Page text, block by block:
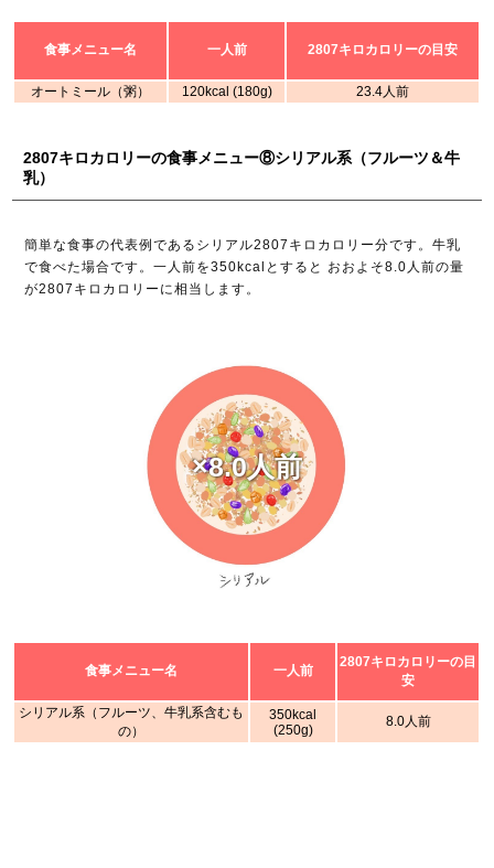
食事メニュー名 一人前 2807キロカロリーの目安
オートミール（粥） 120kcal (180g) 23.4人前
2807キロカロリーの食事メニュー⑧シリアル系（フルーツ＆牛
乳）
簡単な食事の代表例であるシリアル2807キロカロリー分です。牛乳
で食べた場合です。一人前を350kcalとすると おおよそ8.0人前の量
が2807キロカロリーに相当します。
×8.0人前
食事メニュー名 一人前
2807キロカロリーの目
安
シリアル系（フルーツ、牛乳系含むも
の）
350kcal
(250g)
8.0人前